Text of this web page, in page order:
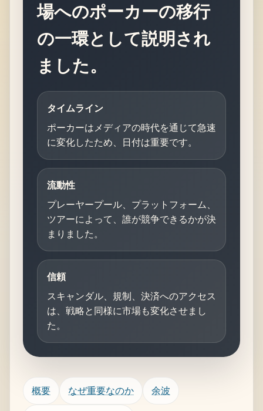
場へのポーカーの移行
の一環として説明され
ました。
タイムライン
ポーカーはメディアの時代を通じて急速
に変化したため、日付は重要です。
流動性
プレーヤープール、プラットフォーム、
ツアーによって、誰が競争できるかが決
まりました。
信頼
スキャンダル、規制、決済へのアクセス
は、戦略と同様に市場も変化させまし
た。
概要 なぜ重要なのか 余波